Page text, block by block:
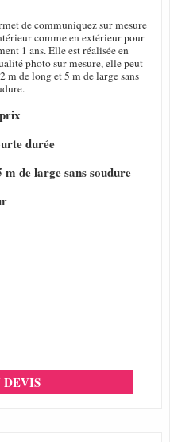
de communiquez sur mesure
comme en extérieur pour
1 ans. Elle est réalisée en
photo sur mesure, elle peut
de long et 5 m de large sans
durée
de large sans soudure
DEVIS